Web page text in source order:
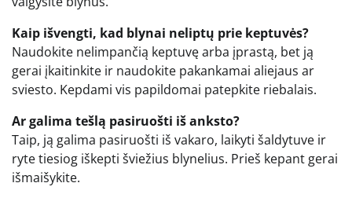
Kaip išvengti, kad blynai neliptų prie keptuvės?
Naudokite nelimpančią keptuvę arba įprastą, bet ją
gerai įkaitinkite ir naudokite pakankamai aliejaus ar
sviesto. Kepdami vis papildomai patepkite riebalais.
Ar galima tešlą pasiruošti iš anksto?
Taip, ją galima pasiruošti iš vakaro, laikyti šaldytuve ir
ryte tiesiog iškepti šviežius blynelius. Prieš kepant gerai
išmaišykite.